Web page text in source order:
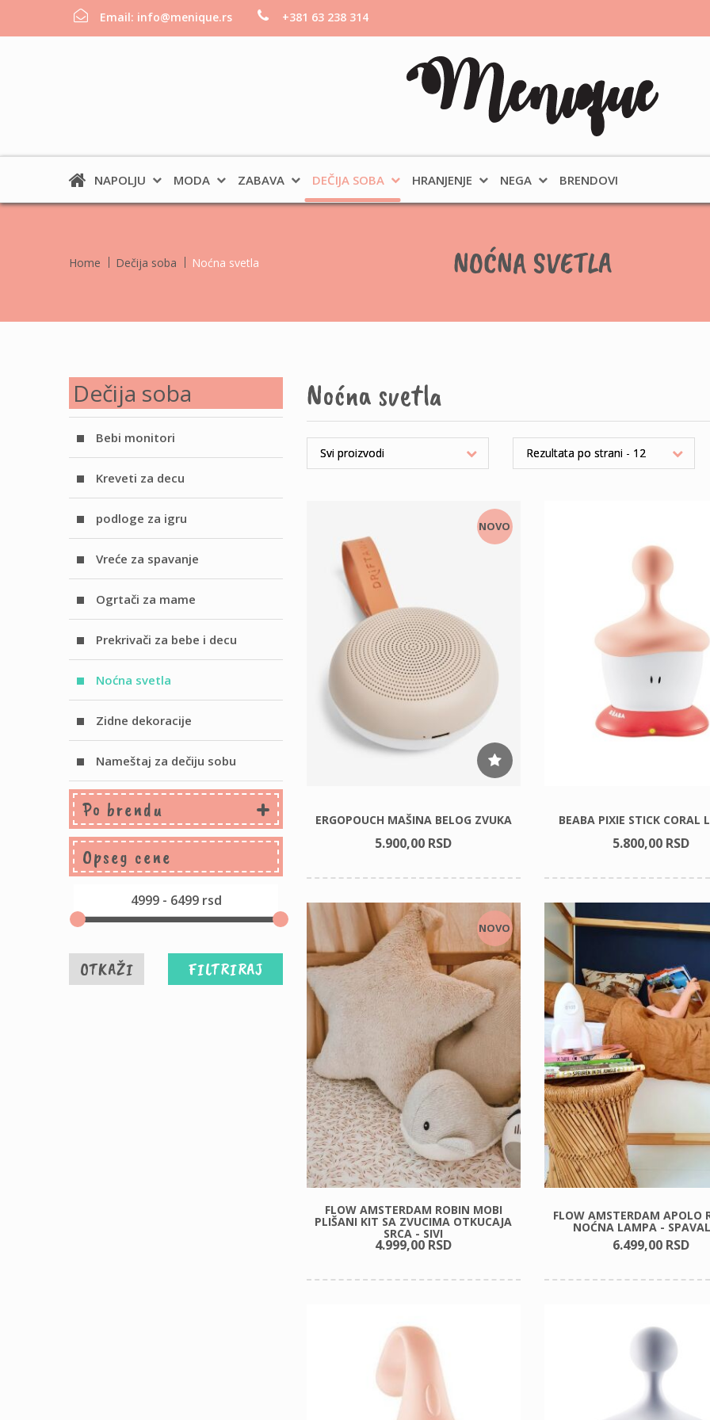
Email: info@menique.rs +381 63 238 314
NAPOLJU MODA ZABAVA DEČIJA SOBA HRANJENJE NEGA BRENDOVI
Home Dečija soba Noćna svetla NOĆNA SVETLA
Dečija soba
Bebi monitori
Kreveti za decu
podloge za igru
Vreće za spavanje
Ogrtači za mame
Prekrivači za bebe i decu
Noćna svetla
Zidne dekoracije
Nameštaj za dečiju sobu
Po brendu
Opseg cene
OTKAŽI FILTRIRAJ
Noćna svetla
NOVO
ERGOPOUCH MAŠINA BELOG ZVUKA
5.900,00 RSD
BEABA PIXIE STICK CORAL
5.800,00 RSD
NOVO
FLOW AMSTERDAM ROBIN MOBI
PLIŠANI KIT SA ZVUCIMA OTKUCAJA
SRCA - SIVI
4.999,00 RSD
FLOW AMSTERDAM APOLO
NOĆNA LAMPA -
6.499,00 RSD